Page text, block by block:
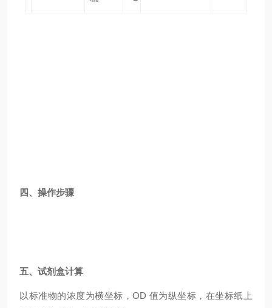
四、操作步骤
五、试剂盒计算
以标准物的浓度为横坐标，OD 值为纵坐标，在坐标纸上